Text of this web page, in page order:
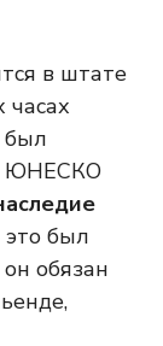
в штате
часах
был
ЮНЕСКО
это был
обязан